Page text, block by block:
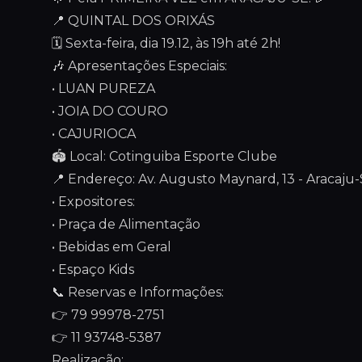
📍 QUINTAL DOS ORIXÁS
🗓️ Sexta-feira, dia 19.12, às 19h até 2h!
🎶 Apresentações Especiais:
•⁠ ⁠LUAN PUREZA
•⁠ ⁠JOIA DO COURO
•⁠ ⁠CAJURIOCA
🏟️ Local: Cotinguiba Esporte Clube
📍 Endereço: Av. Augusto Maynard, 13 - Aracaju-
•⁠ ⁠Expositores:
•⁠ ⁠Praça de Alimentação
•⁠ ⁠Bebidas em Geral
•⁠ ⁠Espaço Kids
📞 Reservas e Informações:
👉 79 99978-2751
👉 11 93748-5387